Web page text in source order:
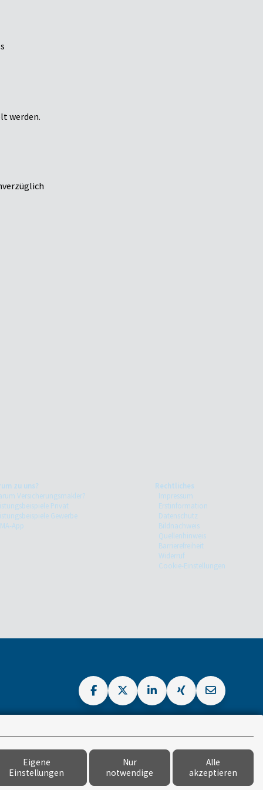
Eigene
Einstellungen
Nur
notwendige
Alle
akzeptieren
werden.
zu uns?
Versicherungsmakler?
Privat
Gewerbe
App
Rechtliches
Impressum
Erstinformation
Datenschutz
Bildnachweis
Quellenhinweis
Barrierefreiheit
Widerruf
Cookie-Einstellungen